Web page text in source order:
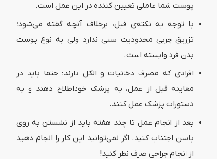
پوست شما عاملی تعیین کننده در این عمل است.
با توجه به نکته‌ی قبل، برخلاف آنچه گفته می‌شود؛
تزریق چربی محدودیت سنی ندارد ولی به نوع پوست
بدن فرد وابسته است.
افرادی که مصرف دخانیات و الکل دارند؛ حتما باید در
معاینه قبل از عمل، به پزشک خوداطلاع دهند و به
دستورات پزشک عمل کنند.
بعد از انجام عمل تا چند هفته باید از نشستن به روی
باسن اجتناب کنید. اگر نمی‌توانید این کار را انجام دهید
از انجام جراحی صرف نظر کنید!